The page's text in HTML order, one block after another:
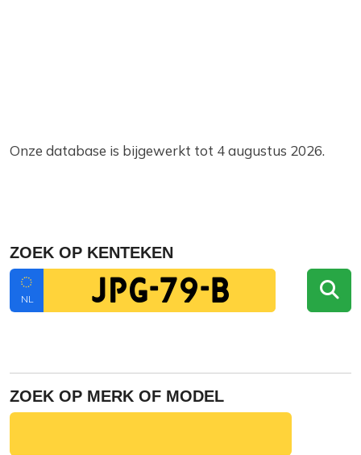
Onze database is bijgewerkt tot 4 augustus 2026.
ZOEK OP KENTEKEN
NL
ZOEK OP MERK OF MODEL